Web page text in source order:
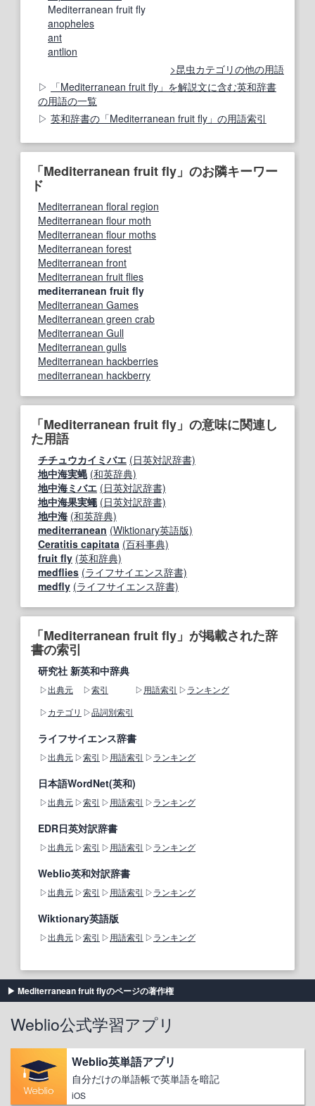
Mediterranean fruit fly
anopheles
ant
antlion
昆虫カテゴリの他の用語
「Mediterranean fruit fly」を解説文に含む英和辞書
の用語の一覧
英和辞書の「Mediterranean fruit fly」の用語索引
「Mediterranean fruit fly」のお隣キーワー
ド
Mediterranean floral region
Mediterranean flour moth
Mediterranean flour moths
Mediterranean forest
Mediterranean front
Mediterranean fruit flies
mediterranean fruit fly
Mediterranean Games
Mediterranean green crab
Mediterranean Gull
Mediterranean gulls
Mediterranean hackberries
mediterranean hackberry
「Mediterranean fruit fly」の意味に関連し
た用語
チチュウカイミバエ (日英対訳辞書)
地中海実蝿 (和英辞典)
地中海ミバエ (日英対訳辞書)
地中海果実蠅 (日英対訳辞書)
地中海 (和英辞典)
mediterranean (Wiktionary英語版)
Ceratitis capitata (百科事典)
fruit fly (英和辞典)
medflies (ライフサイエンス辞書)
medfly (ライフサイエンス辞書)
「Mediterranean fruit fly」が掲載された辞
書の索引
研究社 新英和中辞典
出典元 索引 用語索引
ランキング
カテゴリ
品詞別索引
ライフサイエンス辞書
出典元 索引 用語索引 ランキング
日本語WordNet(英和)
出典元 索引 用語索引 ランキング
EDR日英対訳辞書
出典元 索引 用語索引 ランキング
Weblio英和対訳辞書
出典元 索引 用語索引 ランキング
Wiktionary英語版
出典元 索引 用語索引 ランキング
Mediterranean fruit flyのページの著作権
Weblio公式学習アプリ
Weblio英単語アプリ
自分だけの単語帳で英単語を暗記
iOS